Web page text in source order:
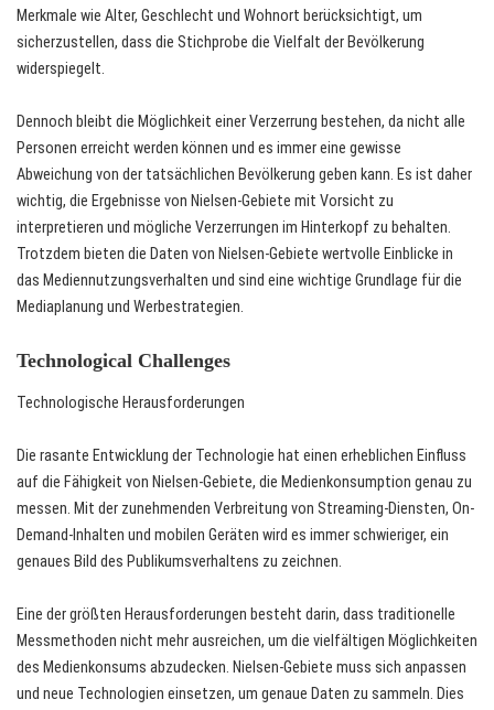
Merkmale wie Alter, Geschlecht und Wohnort berücksichtigt, um
sicherzustellen, dass die Stichprobe die Vielfalt der Bevölkerung
widerspiegelt.
Dennoch bleibt die Möglichkeit einer Verzerrung bestehen, da nicht alle
Personen erreicht werden können und es immer eine gewisse
Abweichung von der tatsächlichen Bevölkerung geben kann. Es ist daher
wichtig, die Ergebnisse von Nielsen-Gebiete mit Vorsicht zu
interpretieren und mögliche Verzerrungen im Hinterkopf zu behalten.
Trotzdem bieten die Daten von Nielsen-Gebiete wertvolle Einblicke in
das Mediennutzungsverhalten und sind eine wichtige Grundlage für die
Mediaplanung und Werbestrategien.
Technological Challenges
Technologische Herausforderungen
Die rasante Entwicklung der Technologie hat einen erheblichen Einfluss
auf die Fähigkeit von Nielsen-Gebiete, die Medienkonsumption genau zu
messen. Mit der zunehmenden Verbreitung von Streaming-Diensten, On-
Demand-Inhalten und mobilen Geräten wird es immer schwieriger, ein
genaues Bild des Publikumsverhaltens zu zeichnen.
Eine der größten Herausforderungen besteht darin, dass traditionelle
Messmethoden nicht mehr ausreichen, um die vielfältigen Möglichkeiten
des Medienkonsums abzudecken. Nielsen-Gebiete muss sich anpassen
und neue Technologien einsetzen, um genaue Daten zu sammeln. Dies